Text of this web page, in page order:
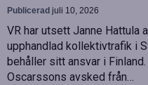
Publicerad juli 10, 2026
VR har utsett Janne Hattula
upphandlad kollektivtrafik i
behåller sitt ansvar i
Oscarssons avsked från…